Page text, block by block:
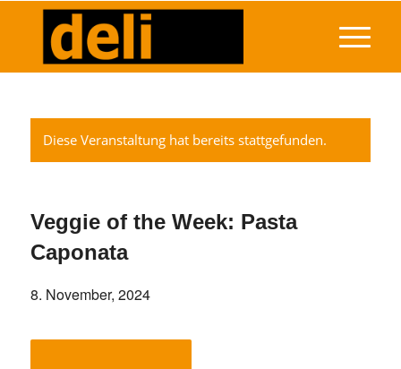
Diese Veranstaltung hat bereits stattgefunden.
Veggie of the Week: Pasta
Caponata
8. November, 2024